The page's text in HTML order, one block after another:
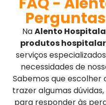
NaAlento
produtos
serviços
necessidades de
Sabemos que
trazer algumas
para responder às